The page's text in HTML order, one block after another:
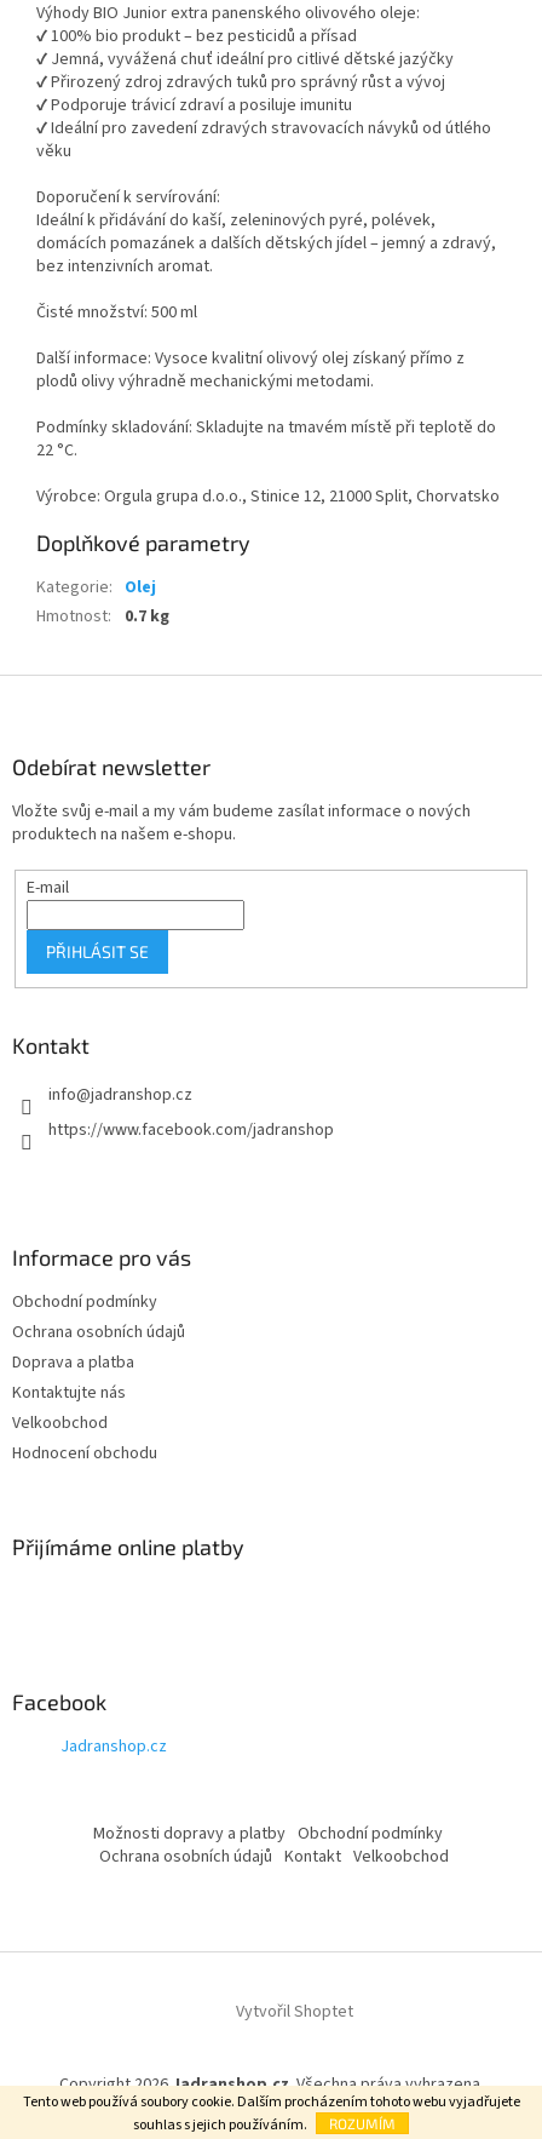
Tento web používá soubory cookie. Dalším procházením tohoto webu vyjadřujete
souhlas s jejich používáním.
ROZUMÍM
Výhody BIO Junior extra panenského olivového oleje:
✔ 100% bio produkt – bez pesticidů a přísad
✔ Jemná, vyvážená chuť ideální pro citlivé dětské jazýčky
✔ Přirozený zdroj zdravých tuků pro správný růst a vývoj
✔ Podporuje trávicí zdraví a posiluje imunitu
✔ Ideální pro zavedení zdravých stravovacích návyků od útlého
věku
Doporučení k servírování:
Ideální k přidávání do kaší, zeleninových pyré, polévek,
domácích pomazánek a dalších dětských jídel – jemný a zdravý,
bez intenzivních aromat.
Čisté množství: 500 ml
Další informace: Vysoce kvalitní olivový olej získaný přímo z
plodů olivy výhradně mechanickými metodami.
Podmínky skladování: Skladujte na tmavém místě při teplotě do
22 °C.
Výrobce: Orgula grupa d.o.o., Stinice 12, 21000 Split, Chorvatsko
Doplňkové parametry
Kategorie: Olej
Hmotnost: 0.7 kg
Odebírat newsletter
Vložte svůj e-mail a my vám budeme zasílat informace o nových
produktech na našem e-shopu.
E-mail
PŘIHLÁSIT SE
Kontakt
info@jadranshop.cz
https://www.facebook.com/jadranshop
Informace pro vás
Obchodní podmínky
Ochrana osobních údajů
Doprava a platba
Kontaktujte nás
Velkoobchod
Hodnocení obchodu
Přijímáme online platby
Facebook
Jadranshop.cz
Možnosti dopravy a platby Obchodní podmínky
Ochrana osobních údajů Kontakt Velkoobchod
Vytvořil Shoptet
Copyright 2026Jadranshop.cz. Všechna práva vyhrazena.